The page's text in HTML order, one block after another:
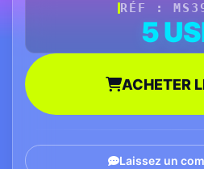
RÉF :
5
ACHETER
Laissez un